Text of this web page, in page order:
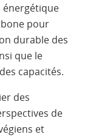
pour
durable des
que le
capacités.
des
de
et